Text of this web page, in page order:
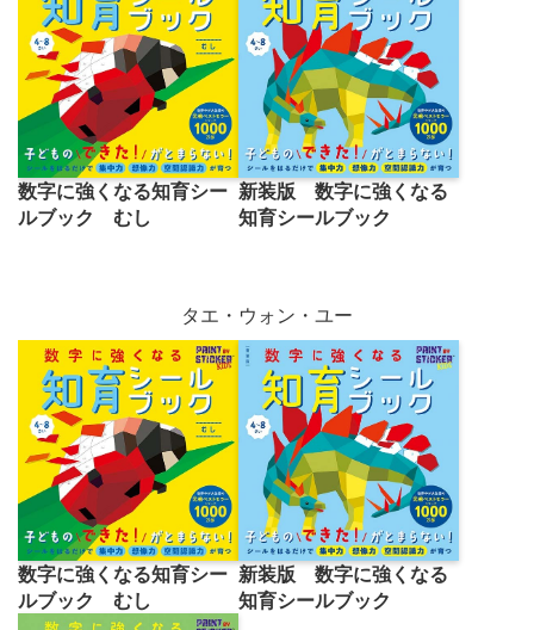
数字に強くなる知育シー
ルブック むし
新装版 数字に強くなる
知育シールブック
タエ・ウォン・ユー
数字に強くなる知育シー
ルブック むし
新装版 数字に強くなる
知育シールブック